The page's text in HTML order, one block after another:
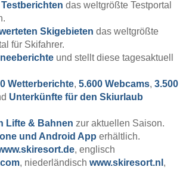
Testberichten das weltgrößte Testportal
Skigebieten das weltgrößte
für Skifahrer.
und stellt diese tagesaktuell
Wetterberichte, 5.600 Webcams, 3.500
Unterkünfte für den Skiurlaub
Lifte & Bahnen zur aktuellen Saison.
und Android App erhältlich.
, englisch
, niederländisch www.skiresort.nl ,